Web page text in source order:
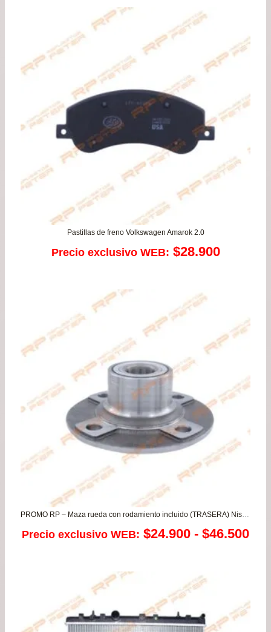
Pastillas de freno Volkswagen Amarok 2.0
Precio exclusivo WEB: $28.900
PROMO RP – Maza rueda con rodamiento incluido (TRASERA) Nissan Almera – Sentra 1.8 / Samsung SM3
Precio exclusivo WEB: $24.900 - $46.500